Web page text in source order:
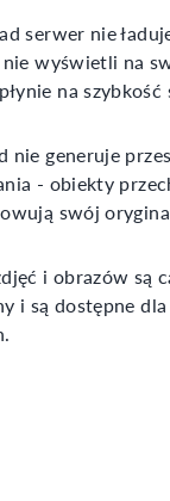
serwer nie
wyświetli na
na szybkość
nie generuje
- obiekty
swój
i obrazów są
i są dostępne